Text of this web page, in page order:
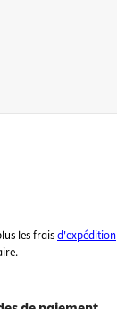
les fraisd'expédition